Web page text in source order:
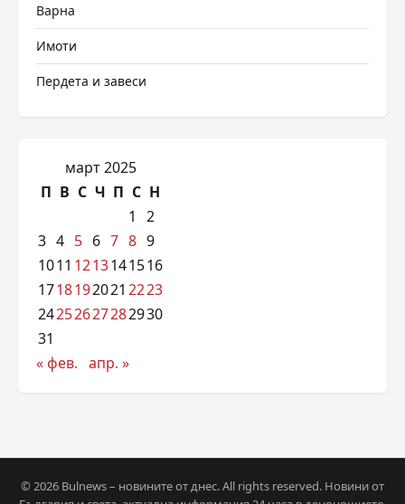
Варна
Имоти
Пердета и завеси
март 2025
П В С Ч П С Н
1
2
3 4 5 6 7 8 9
1011 1213141516
1718192021 2223
24252627282930
31
« фев. апр. »
© 2026 Bulnews – новините от днес. All rights reserved. Новини от